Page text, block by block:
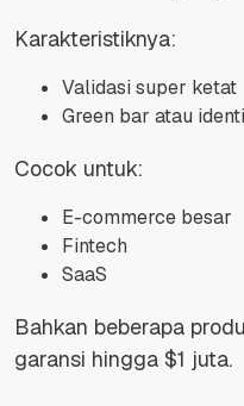
Karakteristiknya:
Validasi super ketat
Green bar atau
Cocok untuk:
E-commerce besar
Fintech
SaaS
Bahkan beberapa
garansi hingga $1 juta.